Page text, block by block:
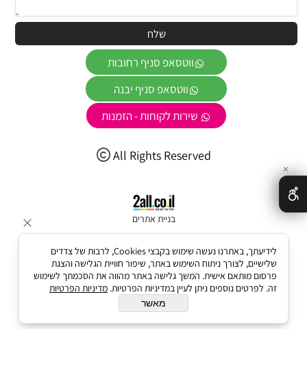
ווטסאפ סניף רחובות
ווטסאפ סניף יבנה
שירות לקוחות - הזמנות
All Rights Reserved
בניית אתרים
✕
לידיעתך, באתרנו נעשה שימוש בקבצי Cookies, לרבות של צדדים
שלישיים, לצורך ניתוח השימוש באתר, שיפור חוויית הגלישה והצגת
פרסום מותאם אישית. המשך גלישה באתר מהווה את הסכמתך לשימוש
זה. לפרטים נוספים ניתן לעיין במדיניות הפרטיות. מדיניות הפרטיות
מאשר